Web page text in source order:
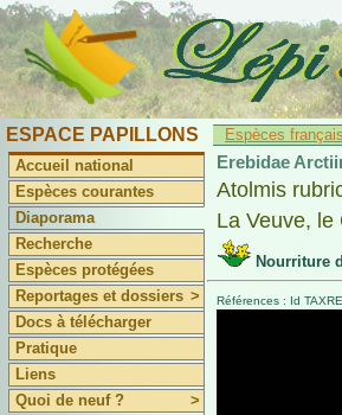
ESPACE PAPILLONS
Accueil national
Espèces courantes
Diaporama
Recherche
Espèces protégées
Reportages et dossiers >
Docs à télécharger
Pratique
Liens
Quoi de neuf ?
>
Espèces
Erebidae
Atolmis
La Veuve, le
Nourriture
Références : Id